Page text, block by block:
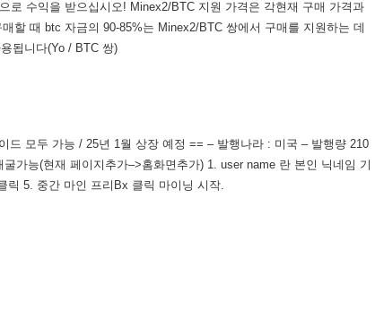
로 수익을 받으십시오! Minex2/BTC 지원 가격은 각현재 구매 가격과
할 때 btc 자금의 90-85%는 Minex2/BTC 쌍에서 구매를 지원하는 데
됩니다(Yo / BTC 쌍)
드 모두 가능 / 25년 1월 상장 예정 == – 발행나라 : 미국 – 발행량 210
가능(현재 페이지추가–>홈화면추가) 1. user name 란 본인 닉네임 기
릭 5. 중간 마인 프리Bx 클릭 마이닝 시작.